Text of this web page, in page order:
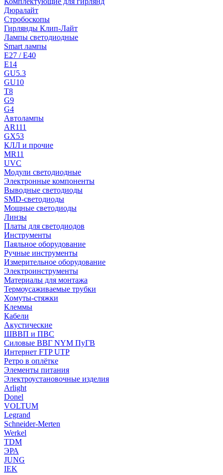
Дюралайт
Стробоскопы
Гирлянды Клип-Лайт
Лампы светодиодные
Smart лампы
E27 / E40
E14
GU5.3
GU10
T8
G9
G4
Автолампы
AR111
GX53
КЛЛ и прочие
MR11
UVC
Модули светодиодные
Электронные компоненты
Выводные светодиоды
SMD-светодиоды
Мощные светодиоды
Линзы
Платы для светодиодов
Инструменты
Паяльное оборудование
Ручные инструменты
Измерительное оборудование
Электроинструменты
Материалы для монтажа
Термоусаживаемые трубки
Хомуты-стяжки
Клеммы
Кабели
Акустические
ШВВП и ПВС
Силовые ВВГ NYM ПуГВ
Интернет FTP UTP
Ретро в оплётке
Элементы питания
Электроустановочные изделия
Arlight
Donel
VOLTUM
Legrand
Schneider-Merten
Werkel
TDM
ЭРА
JUNG
IEK